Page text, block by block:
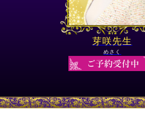
芽咲先生
めさく